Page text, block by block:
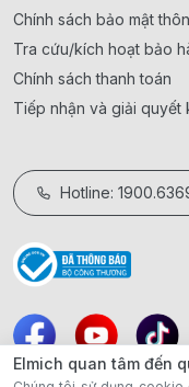
Chính sách bảo mật
Tra cứu/kích hoạt bảo
Chính sách thanh toán
Tiếp nhận và giải quyết
Hotline:
Elmich quan tâm đến